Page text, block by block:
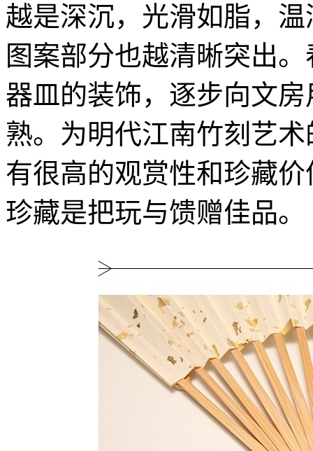
越是深沉，光滑如脂，
图案部分也越清晰突出
器皿的装饰，逐步向文
熟。为明代江南竹刻艺
有很高的观赏性和珍藏
珍藏是把玩与馈赠佳品。